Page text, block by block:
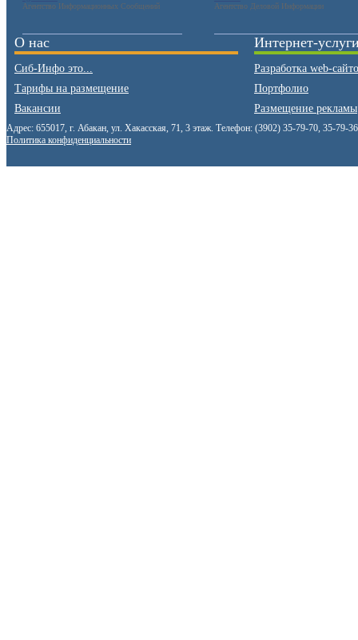
Агентство Информационных Сообщений
Агентство Деловой Информации
О нас
Сиб-Инфо это...
Тарифы на размещение
Вакансии
Интернет-
Разработка web-
Портфолио
Размещение рекламы
Адрес: 655017, г. Абакан, ул. Хакасская, 71, 3 этаж. Телефон: (3902) 35-79-70, 35-79-
Политика конфиденциальности